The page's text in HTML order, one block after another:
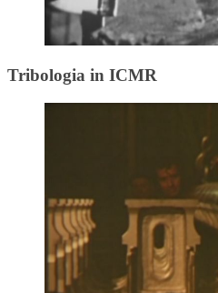
Tribologia in ICMR